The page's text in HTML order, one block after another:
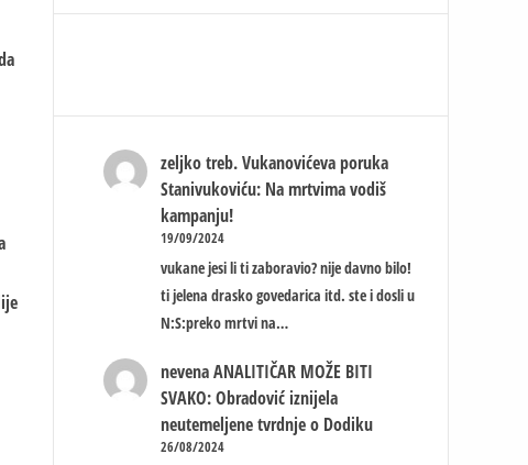
zeljko treb. Vukanovićeva poruka
Stanivukoviću: Na mrtvima vodiš
kampanju!
19/09/2024
vukane jesi li ti zaboravio? nije davno bilo!
ti jelena drasko govedarica itd. ste i dosli u
N:S:preko mrtvi na…
nevena ANALITIČAR MOŽE BITI
SVAKO: Obradović iznijela
neutemeljene tvrdnje o Dodiku
26/08/2024